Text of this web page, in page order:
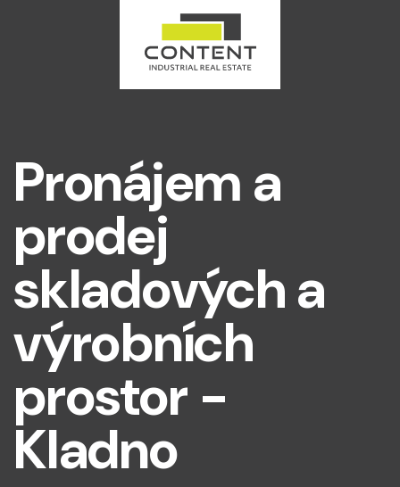
Pronájem a
prodej
skladových a
výrobních
prostor -
Kladno